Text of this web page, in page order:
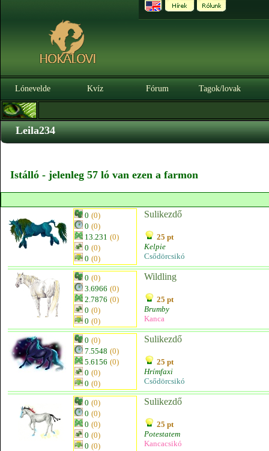
Lónevelde Kvíz Fórum Tagok/lovak
Leila234
Istálló - jelenleg 57 ló van ezen a farmon
0 (0)
0 (0)
13.231 (0)
0 (0)
0 (0)
Sulikezdő
25 pt
Kelpie
Csődörcsikó
0 (0)
3.6966 (0)
2.7876 (0)
0 (0)
0 (0)
Wildling
25 pt
Brumby
Kanca
0 (0)
7.5548 (0)
5.6156 (0)
0 (0)
0 (0)
Sulikezdő
25 pt
Hrímfaxi
Csődörcsikó
0 (0)
0 (0)
0 (0)
0 (0)
0 (0)
Sulikezdő
25 pt
Potestatem
Kancacsikó